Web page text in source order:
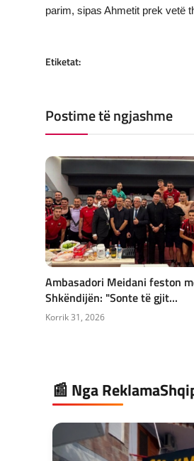
parim, sipas Ahmetit prek vetë
Etiketat:
Postime të ngjashme
Ambasadori Meidani feston
Shkëndijën: "Sonte të gjit...
Korrik 31, 2026
📰 Nga